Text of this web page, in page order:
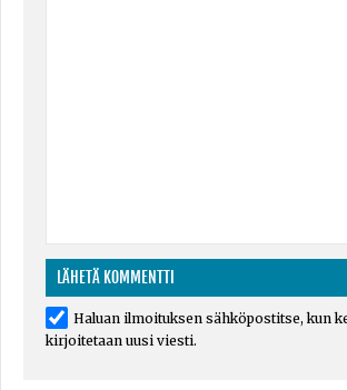
Haluan ilmoituksen sähköpostitse, kun
kirjoitetaan uusi viesti.